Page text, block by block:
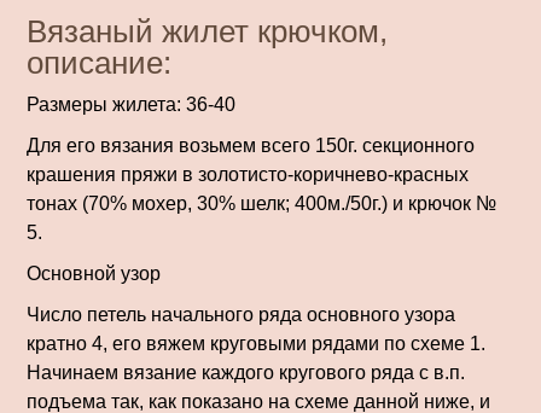
Вязаный жилет крючком,
описание:
Размеры жилета: 36-40
Для его вязания возьмем всего 150г. секционного
крашения пряжи в золоти­сто-коричнево-красных
тонах (70% мохер, 30% шелк; 400м./50г.) и крючок №
5.
Основной узор
Число петель начального ряда основного узора
кратно 4, его вяжем круговыми рядами по схеме 1.
Начинаем вязание каж­дого кругового ряда с в.п.
подъема так, как по­казано на схеме данной ниже, и